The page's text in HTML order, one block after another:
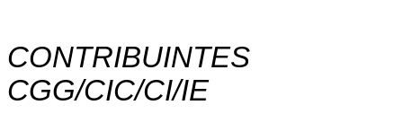
CONTRIBUINTES
CGG/CIC/CI/IE